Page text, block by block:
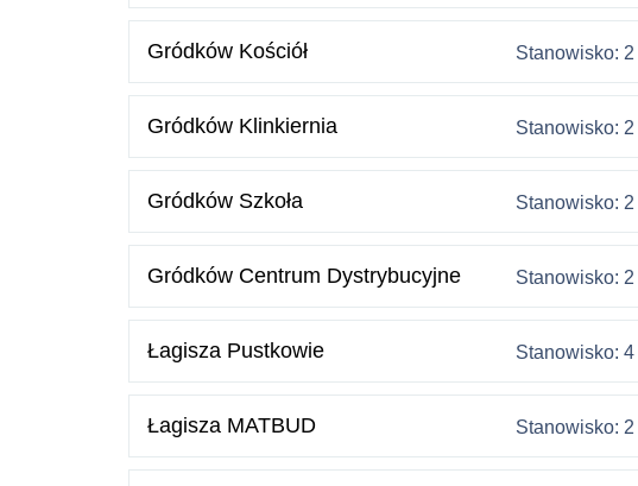
Gródków Kościół Stanowisko: 2
Gródków Klinkiernia Stanowisko: 2
Gródków Szkoła Stanowisko: 2
Gródków Centrum Dystrybucyjne Stanowisko: 2
Łagisza Pustkowie Stanowisko: 4
Łagisza MATBUD Stanowisko: 2